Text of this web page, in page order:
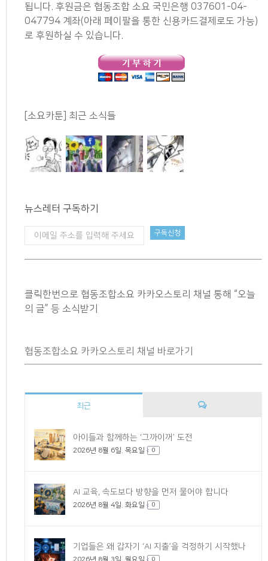
됩니다. 후원금은 협동조합 소요 국민은행 037601-04-
047794 계좌(아래 페이팔을 통한 신용카드결제로도 가능)
로 후원하실 수 있습니다.
[소요카툰] 최근 소식들
뉴스레터 구독하기
클릭한번으로 협동조합소요 카카오스토리 채널 통해 “오늘
의 글” 등 소식받기
협동조합소요 카카오스토리 채널 바로가기
최근
아이들과 함께하는 ‘그까이꺼’ 도전
2026년 8월 6일. 목요일 0
AI 교육, 속도보다 방향을 먼저 물어야 합니다
2026년 8월 4일. 화요일 0
기업들은 왜 갑자기 ‘AI 지출’을 걱정하기 시작했나
2026년 8월 3일. 월요일 0